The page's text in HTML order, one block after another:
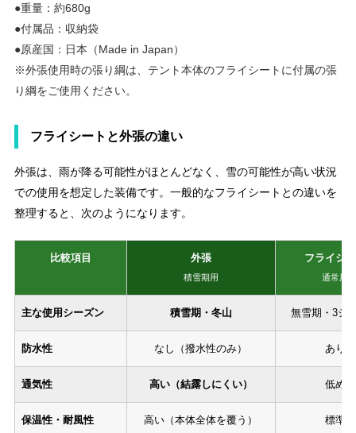
●重量：約680g
●付属品：収納袋
●原産国：日本（Made in Japan）
※外張使用時の張り綱は、テント本体のフライシートに付属の張
り綱をご使用ください。
フライシートと外張の違い
外張は、雨が降る可能性がほとんどなく、雪の可能性が高い状況
での使用を想定した装備です。一般的なフライシートとの違いを
整理すると、次のようになります。
比較項目 外張
積雪期用
フライシ
通常用
主な使用シーズン 積雪期・冬山 無雪期・3シ
防水性 なし（撥水性のみ） あり
通気性 高い（結露しにくい） 低め
保温性・耐風性 高い（本体全体を覆う） 標準